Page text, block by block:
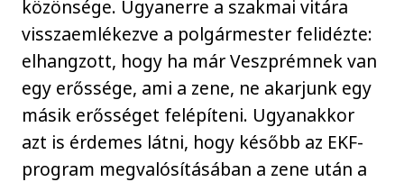
közönsége. Ugyanerre a szakmai vitára
visszaemlékezve a polgármester felidézte:
elhangzott, hogy ha már Veszprémnek van
egy erőssége, ami a zene, ne akarjunk egy
másik erősséget felépíteni. Ugyanakkor
azt is érdemes látni, hogy később az EKF-
program megvalósításában a zene után a